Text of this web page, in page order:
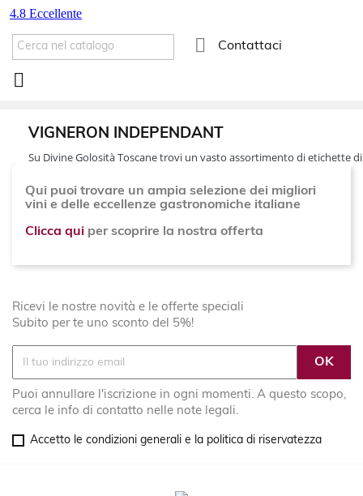
 Contattaci

VIGNERON INDEPENDANT
Su Divine Golosità Toscane trovi un vasto assortimento di etichette
Qui puoi trovare un ampia selezione dei migliori
vini e delle eccellenze gastronomiche italiane
Clicca qui per scoprire la nostra offerta
Ricevi le nostre novità e le offerte speciali
Subito per te uno sconto del 5%!
Puoi annullare l'iscrizione in ogni momenti. A questo scopo,
cerca le info di contatto nelle note legali.
Accetto le condizioni generali e la politica di riservatezza